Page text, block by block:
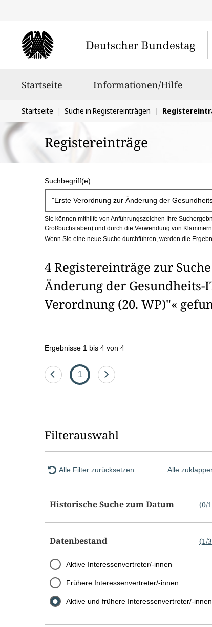
Startseite Informationen/Hilfe
Sie
befinden
sich
hier:
Startseite Suche in Registereinträgen
Registereinträge
u
c
h
b
o
x
Suchbegriff(e)
Sie können mithilfe von Anführungszeichen Ihre
Großbuchstaben) und durch die Verwendung von
Wenn Sie eine neue Suche durchführen, werden die
4 Registereinträge zur
Änderung der
Verordnung (20. WP)"«
Ergebnisse 1 bis 4 von 4
Eine
Seite
1
Eine
Filterauswahl
Alle Filter zurücksetzen Alle
Historische Suche zum Datum (0/1
Datenbestand (1/3
Aktive Interessenvertreter/-innen
Frühere Interessenvertreter/-innen
Aktive und frühere Interessenvertreter/-innen